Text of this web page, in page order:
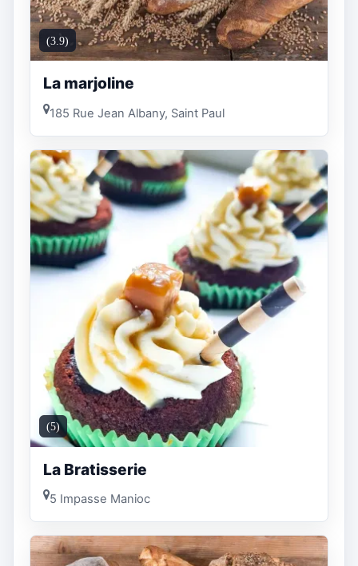
(3.9)
La marjoline
185 Rue Jean Albany, Saint Paul
(5)
La Bratisserie
5 Impasse Manioc